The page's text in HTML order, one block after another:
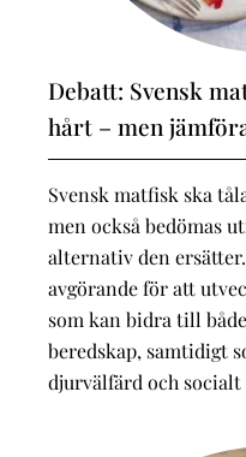
Debatt: Svensk
hårt – men
Svensk matfisk ska
men också bedömas
alternativ den
avgörande för att
som kan bidra till
beredskap, samtidigt
djurvälfärd och socialt